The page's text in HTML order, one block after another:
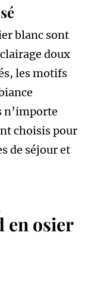
blanc sont
doux
les motifs
n’importe
choisis pour
de séjour et
en osier